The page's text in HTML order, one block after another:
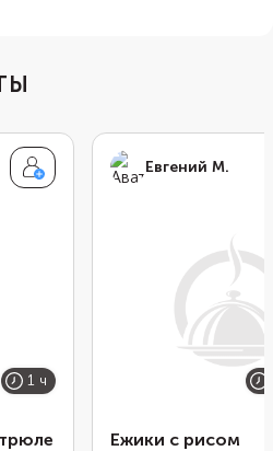
1 ч
Евгений М.
Ежики с рисом